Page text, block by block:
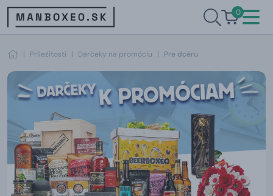
0
| Príležitosti | Darčeky na promóciu | Pre dcéru